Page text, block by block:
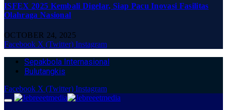
ISFEX 2025 Kembali Digelar, Siap Pacu Inovasi Fasilitas
Olahraga Nasional
OCTOBER 24, 2025
Facebook X (Twitter) Instagram
Sepakbola Internasional
Bulutangkis
Facebook X (Twitter) Instagram